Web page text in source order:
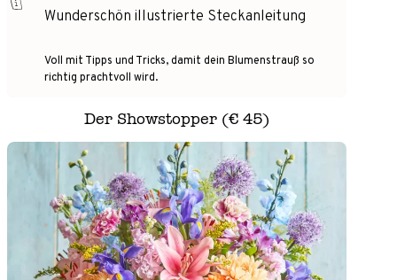
Wunderschön illustrierte Steckanleitung
Voll mit Tipps und Tricks, damit dein Blumenstrauß so
richtig prachtvoll wird.
Der Showstopper (€ 45)